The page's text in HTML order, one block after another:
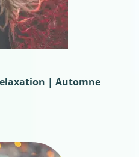
| Automne